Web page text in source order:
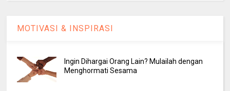
MOTIVASI & INSPIRASI
Ingin Dihargai Orang Lain? Mulailah dengan
Menghormati Sesama